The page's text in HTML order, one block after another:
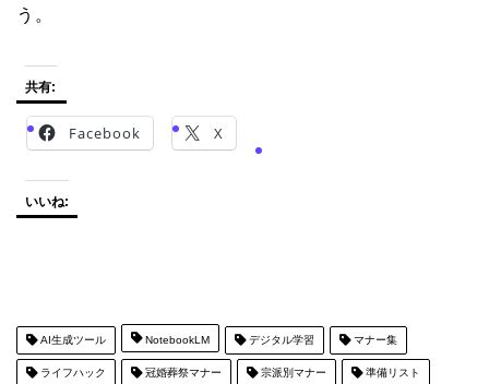
う。
共有:
Facebook X
いいね:
AI生成ツール NotebookLM デジタル学習 マナー集
ライフハック 冠婚葬祭マナー 宗派別マナー 準備リスト